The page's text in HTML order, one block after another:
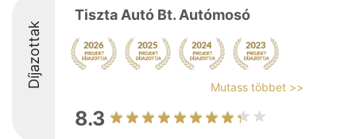
Díjazottak
Tiszta Autó Bt. Autómosó
Mutass többet >>
8.3